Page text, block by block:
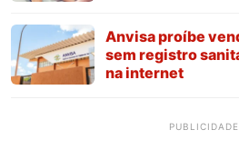
Anvisa proíbe
sem registro
na internet
PUBLICIDADE